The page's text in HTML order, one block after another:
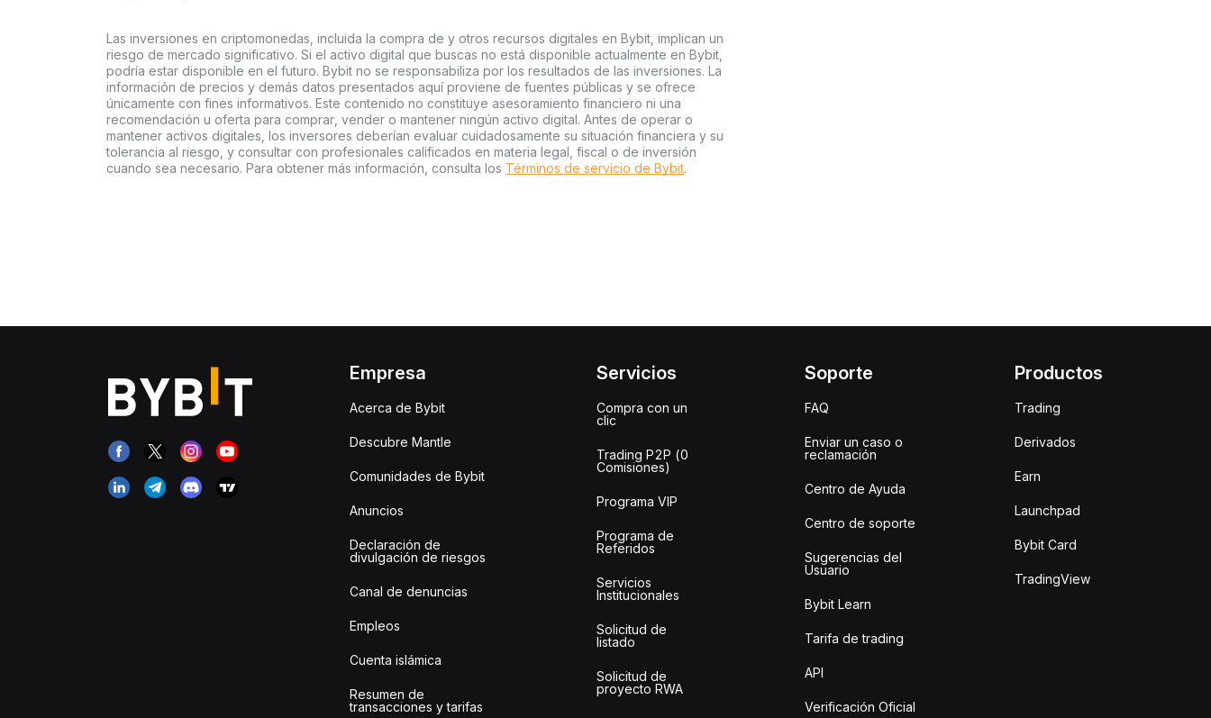
Las inversiones en criptomonedas, incluida la compra de y otros recursos digitales en Bybit, implican un
riesgo de mercado significativo. Si el activo digital que buscas no está disponible actualmente en Bybit,
podría estar disponible en el futuro. Bybit no se responsabiliza por los resultados de las inversiones. La
información de precios y demás datos presentados aquí proviene de fuentes públicas y se ofrece
únicamente con fines informativos. Este contenido no constituye asesoramiento financiero ni una
recomendación u oferta para comprar, vender o mantener ningún activo digital. Antes de operar o
mantener activos digitales, los inversores deberían evaluar cuidadosamente su situación financiera y su
tolerancia al riesgo, y consultar con profesionales calificados en materia legal, fiscal o de inversión
cuando sea necesario. Para obtener más información, consulta los Términos de servicio de Bybit.
Empresa
Acerca de Bybit
Descubre Mantle
Comunidades de Bybit
Anuncios
Declaración de
divulgación de riesgos
Canal de denuncias
Empleos
Cuenta islámica
Resumen de
transacciones y tarifas
Servicios
Compra con un
clic
Trading P2P (0
Comisiones)
Programa VIP
Programa de
Referidos
Servicios
Institucionales
Solicitud de
listado
Solicitud de
proyecto RWA
Soporte
FAQ
Enviar un caso o
reclamación
Centro de Ayuda
Centro de soporte
Sugerencias del
Usuario
Bybit Learn
Tarifa de trading
API
Verificación Oficial
Productos
Trading
Derivados
Earn
Launchpad
Bybit Card
TradingView